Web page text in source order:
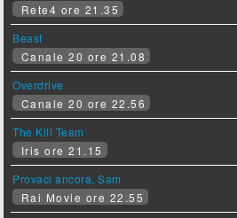
Rete4 ore 21.35
Beast
Canale 20 ore 21.08
Overdrive
Canale 20 ore 22.56
The Kill Team
Iris ore 21.15
Provaci ancora, Sam
Rai Movie ore 22.55